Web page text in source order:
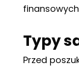
Typy
Przed